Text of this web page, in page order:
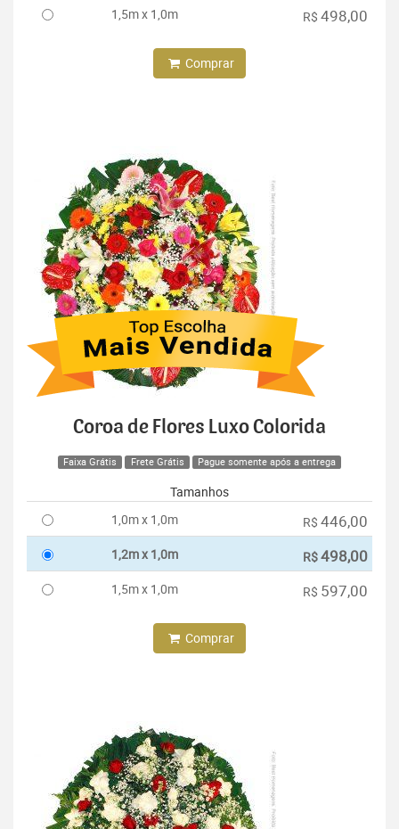
1,5m x 1,0m R$ 498,00
Comprar
Coroa de Flores Luxo Colorida
Faixa Grátis Frete Grátis Pague somente após a entrega
Tamanhos
1,0m x 1,0m
R$ 446,00
1,2m x 1,0m R$498,00
1,5m x 1,0m R$ 597,00
Comprar